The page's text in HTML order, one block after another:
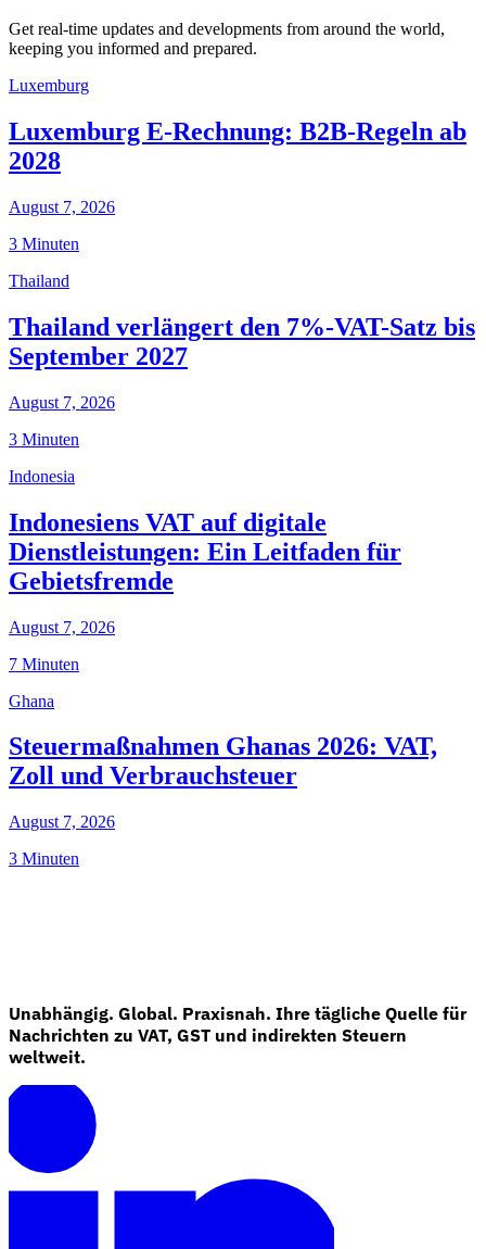
Get real-time updates and developments from around the world,
keeping you informed and prepared.
Luxemburg
Luxemburg E-Rechnung: B2B-Regeln ab
2028
August 7, 2026
3 Minuten
Thailand
Thailand verlängert den 7%-VAT-Satz bis
September 2027
August 7, 2026
3 Minuten
Indonesia
Indonesiens VAT auf digitale
Dienstleistungen: Ein Leitfaden für
Gebietsfremde
August 7, 2026
7 Minuten
Ghana
Steuermaßnahmen Ghanas 2026: VAT,
Zoll und Verbrauchsteuer
August 7, 2026
3 Minuten
Unabhängig. Global. Praxisnah. Ihre tägliche Quelle für
Nachrichten zu VAT, GST und indirekten Steuern
weltweit.